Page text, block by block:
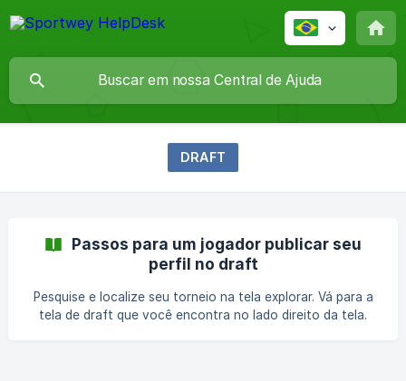
DRAFT
Passos para um jogador publicar seu
perfil no draft
Pesquise e localize seu torneio na tela explorar. Vá para a
tela de draft que você encontra no lado direito da tela.